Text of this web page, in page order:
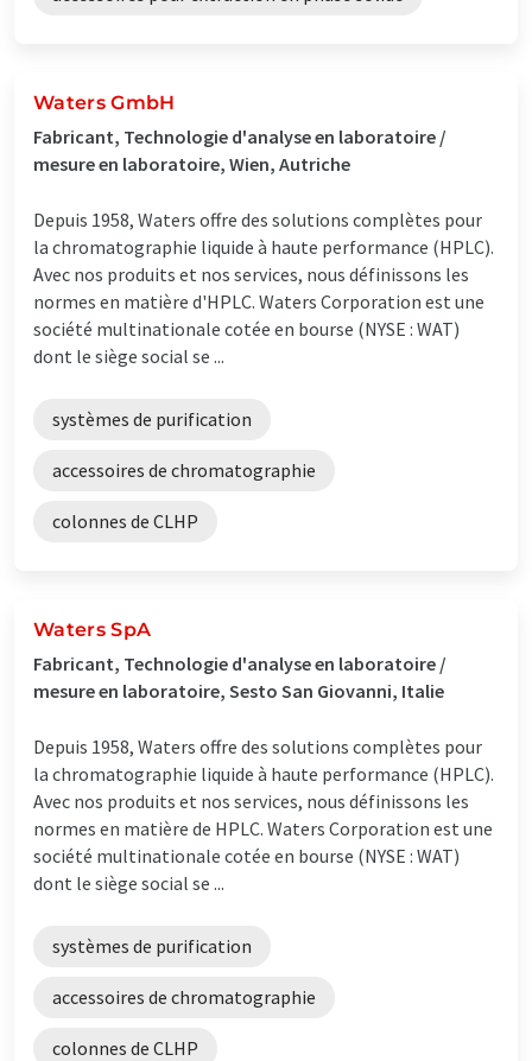
Waters GmbH
Fabricant, Technologie d'analyse en laboratoire /
mesure en laboratoire, Wien, Autriche
Depuis 1958, Waters offre des solutions complètes pour
la chromatographie liquide à haute performance (HPLC).
Avec nos produits et nos services, nous définissons les
normes en matière d'HPLC. Waters Corporation est une
société multinationale cotée en bourse (NYSE : WAT)
dont le siège social se ...
systèmes de purification
accessoires de chromatographie
colonnes de CLHP
Waters SpA
Fabricant, Technologie d'analyse en laboratoire /
mesure en laboratoire, Sesto San Giovanni, Italie
Depuis 1958, Waters offre des solutions complètes pour
la chromatographie liquide à haute performance (HPLC).
Avec nos produits et nos services, nous définissons les
normes en matière de HPLC. Waters Corporation est une
société multinationale cotée en bourse (NYSE : WAT)
dont le siège social se ...
systèmes de purification
accessoires de chromatographie
colonnes de CLHP